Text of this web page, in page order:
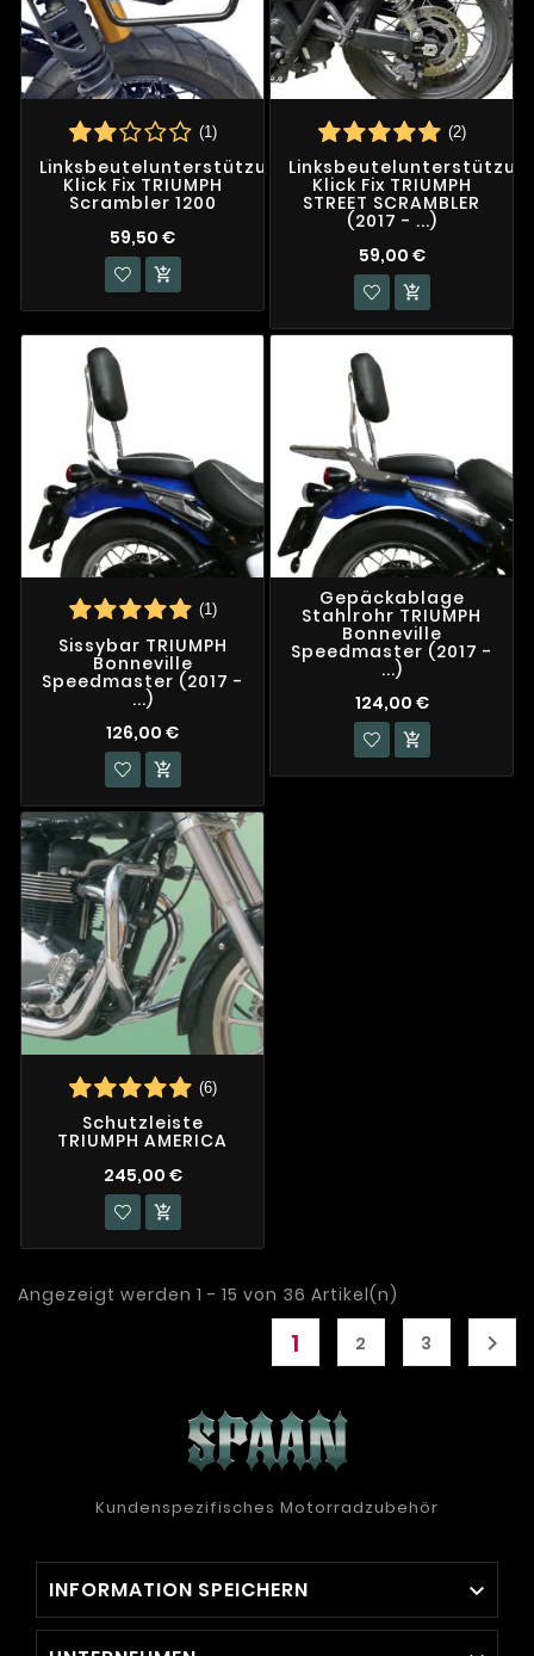
(1)
Linksbeutelunterstützung
Klick Fix TRIUMPH
Scrambler 1200
59,50 €

(2)
Klick Fix TRIUMPH
STREET SCRAMBLER
(2017 - ...)
59,00 €

(1)
Sissybar TRIUMPH
Bonneville
Speedmaster (2017 -
...)
126,00 €

Gepäckablage
Stahlrohr TRIUMPH
Bonneville
Speedmaster (2017 -
...)
124,00 €

(6)
Schutzleiste
TRIUMPH AMERICA
245,00 €

Angezeigt werden 1 - 15 von 36 Artikel(n)
1 2 3 
Kundenspezifisches Motorradzubehör
INFORMATION SPEICHERN 